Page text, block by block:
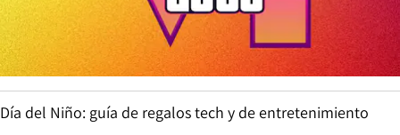
Día del Niño: guía de regalos tech y de entretenimiento